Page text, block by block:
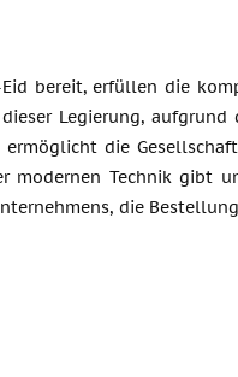
bereit, erfüllen die
Legierung,
die
modernen Technik gibt
die